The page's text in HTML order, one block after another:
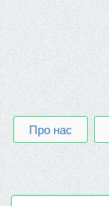
Про нас